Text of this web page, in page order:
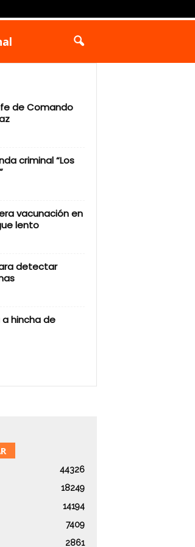
de Comando
criminal “Los
vacunación en
lento
detectar
a hincha de
44326
18249
14194
7409
2861